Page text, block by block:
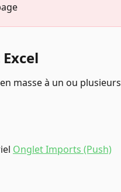
masse à un ou plusieurs
Onglet Imports (Push)